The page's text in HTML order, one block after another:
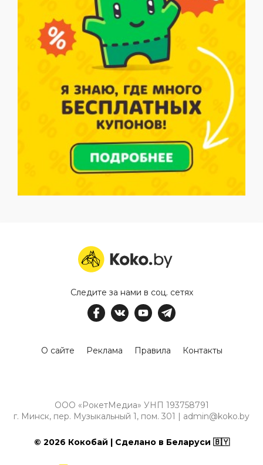
Следите за нами в соц. сетях
О сайте Реклама Правила Контакты
ООО «РокетМедиа» УНП 193758791
г. Минск, пер. Музыкальный 1, пом. 301 | admin@koko.by
© 2026 Кокобай | Сделано в Беларуси 🇧🇾